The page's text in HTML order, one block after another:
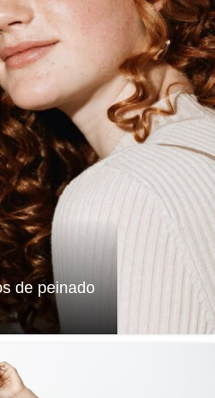
de peinado